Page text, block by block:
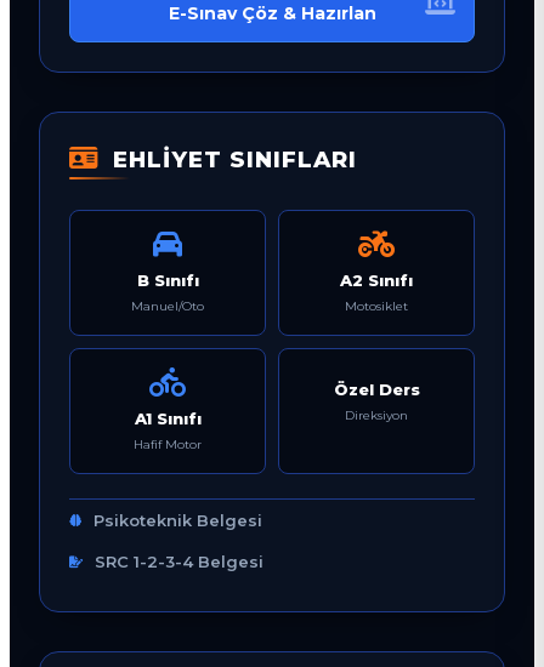
E-Sınav Çöz & Hazırlan
EHLİYET SINIFLARI
B Sınıfı
Manuel/Oto
A2 Sınıfı
Motosiklet
A1 Sınıfı
Hafif Motor
Özel Ders
Direksiyon
Psikoteknik Belgesi
SRC 1-2-3-4 Belgesi